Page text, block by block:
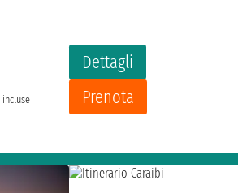
incluse
Dettagli
Prenota